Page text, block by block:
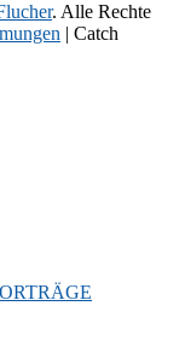
. Alle Rechte
| Catch